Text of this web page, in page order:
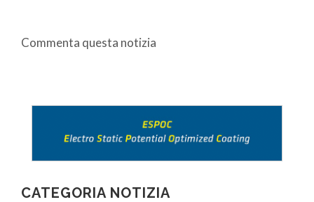
Commenta questa notizia
CATEGORIA NOTIZIA